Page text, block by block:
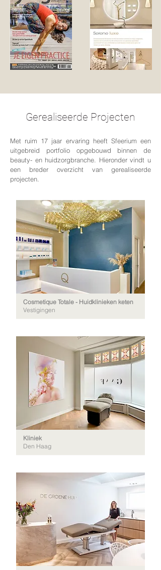
Gerealiseerde Projecten
Met ruim 17 jaar ervaring heeft Sfeerium een
uitgebreid portfolio opgebouwd binnen de
beauty- en huidzorgbranche. Hieronder vindt u
een breder overzicht van gerealiseerde
projecten.
Cosmetique Totale - Huidklinieken keten
Vestigingen
Kliniek
Den Haag